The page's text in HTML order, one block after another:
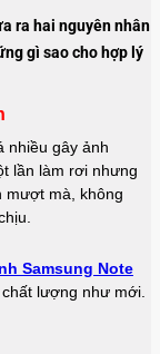
ra hai nguyên nhân
gì sao cho hợp lý
nhiều gây ảnh
lần làm rơi nhưng
mượt mà, không
Samsung Note
lượng như mới.